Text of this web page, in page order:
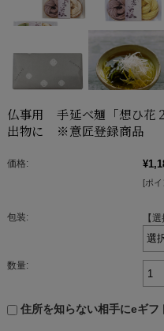
仏事用 手延べ麺「想ひ花
出物に ※意匠登録商品
価格:
[ポ
包装: 【
数量:
住所を知らない相手にeギフ